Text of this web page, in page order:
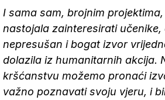
I sama sam, brojnim
nastojala zainteresirati
nepresušan i bogat izvor
dolazila iz humanitarnih akcija.
kršćanstvu možemo pronaći
važno poznavati svoju vjeru, i